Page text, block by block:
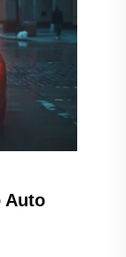
Auto